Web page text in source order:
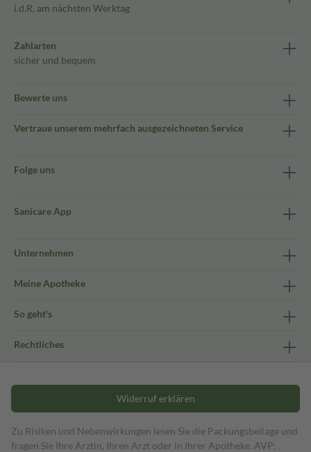
i.d.R. am nächsten Werktag
Zahlarten
sicher und bequem
Bewerte uns
Vertraue unserem mehrfach ausgezeichneten Service
Folge uns
Sanicare App
Unternehmen
Meine Apotheke
So geht's
Rechtliches
Widerruf erklären
Zu Risiken und Nebenwirkungen lesen Sie die Packungsbeilage und
fragen Sie Ihre Ärztin, Ihren Arzt oder in Ihrer Apotheke. AVP: